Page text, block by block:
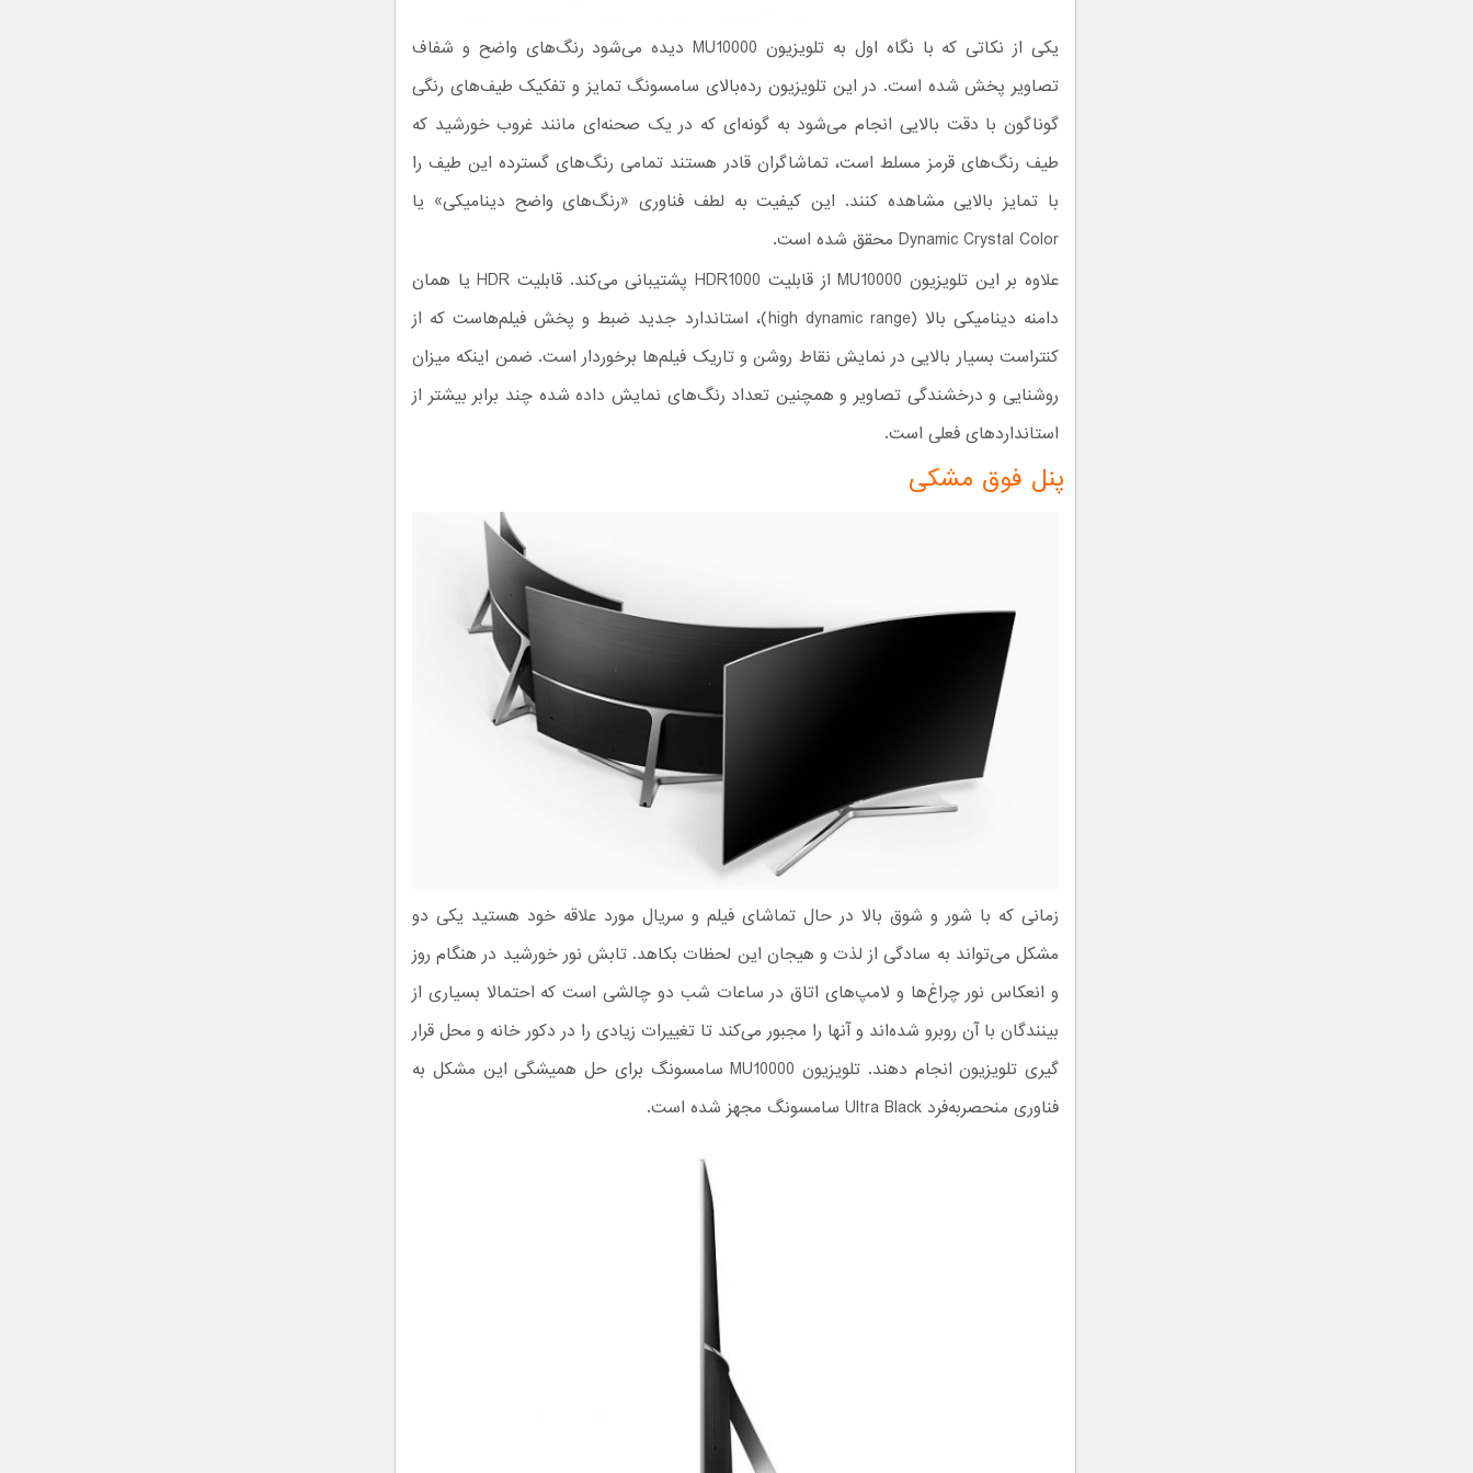
یکی از نکاتی که با نگاه اول به تلویزیون MU10000 دیده می‌شود رنگ‌های واضح و شفاف
تصاویر پخش شده است. در این تلویزیون رده‌بالای سامسونگ تمایز و تفکیک طیف‌های رنگی
گوناگون با دقت بالایی انجام می‌شود به گونه‌ای که در یک صحنه‌ای مانند غروب خورشید که
طیف رنگ‌های قرمز مسلط است، تماشاگران قادر هستند تمامی رنگ‌های گسترده این طیف را
با تمایز بالایی مشاهده کنند. این کیفیت به لطف فناوری «رنگ‌های واضح دینامیکی» یا
Dynamic Crystal Color محقق شده است.
علاوه بر این تلویزیون MU10000 از قابلیت HDR1000 پشتیبانی می‌کند. قابلیت HDR یا همان
دامنه دینامیکی بالا (high dynamic range)، استاندارد جدید ضبط و پخش فیلم‌هاست که از
کنتراست بسیار بالایی در نمایش نقاط روشن و تاریک فیلم‌ها برخوردار است. ضمن اینکه میزان
روشنایی و درخشندگی تصاویر و همچنین تعداد رنگ‌های نمایش داده شده چند برابر بیشتر از
استانداردهای فعلی است.
پنل فوق مشکی
زمانی که با شور و شوق بالا در حال تماشای فیلم و سریال مورد علاقه خود هستید یکی دو
مشکل می‌تواند به سادگی از لذت و هیجان این لحظات بکاهد. تابش نور خورشید در هنگام روز
و انعکاس نور چراغ‌ها و لامپ‌های اتاق در ساعات شب دو چالشی است که احتمالا بسیاری از
بینندگان با آن روبرو شده‌اند و آنها را مجبور می‌کند تا تغییرات زیادی را در دکور خانه و محل قرار
گیری تلویزیون انجام دهند. تلویزیون MU10000 سامسونگ برای حل همیشگی این مشکل به
فناوری منحصربه‌فرد Ultra Black سامسونگ مجهز شده است.